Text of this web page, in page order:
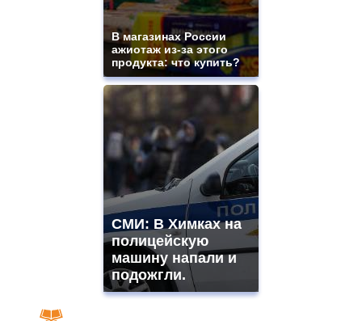
В магазинах России
ажиотаж из-за этого
продукта: что купить?
СМИ: В Химках на
полицейскую
машину напали и
подожгли.